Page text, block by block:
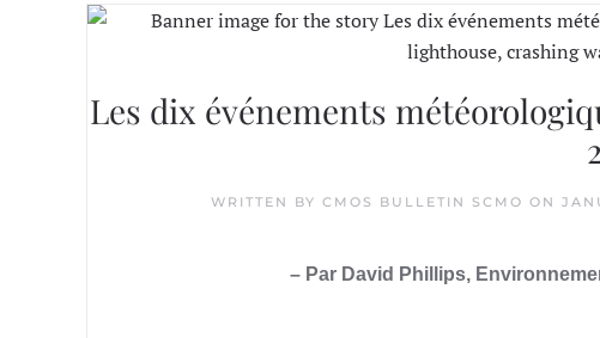
Les dix événements
WRITTEN BY CMOS BULLETIN SCMO ON
– Par David Phillips,